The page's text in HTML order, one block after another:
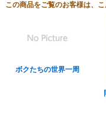
この商品をご覧のお客様は、
ボクたちの世界一周